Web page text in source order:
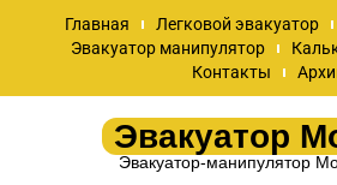
Главная Легковой эвакуатор
Эвакуатор манипулятор
Контакты
Эвакуатор
Эвакуатор-манипулятор